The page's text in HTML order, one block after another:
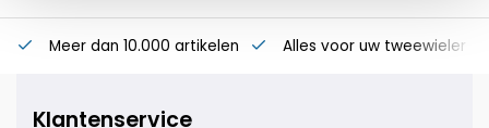
Meer dan 10.000 artikelen Alles voor uw tweewieler
Klantenservice